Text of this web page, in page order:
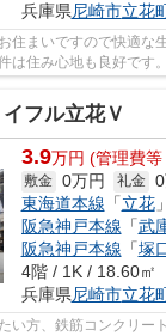
兵庫県尼崎市立花
住まいですので快適な
は住み心地も良好です
フル立花Ｖ
3.9万円 (管理費
敷金 0万円 礼金
東海道本線 「立花
阪急神戸本線 「武
阪急神戸本線 「塚
4階 / 1K / 18.60㎡
兵庫県尼崎市立花
い方、鉄筋コンクリー